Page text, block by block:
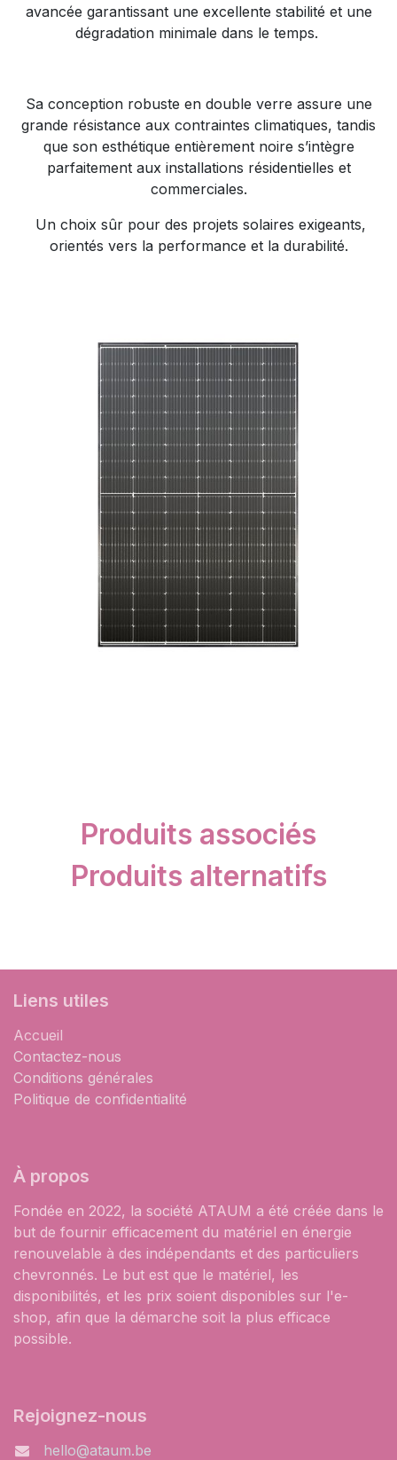
avancée garantissant une excellente stabilité et une
dégradation minimale dans le temps.
Sa conception robuste en double verre assure une
grande résistance aux contraintes climatiques, tandis
que son esthétique entièrement noire s’intègre
parfaitement aux installations résidentielles et
commerciales.
Un choix sûr pour des projets solaires exigeants,
orientés vers la performance et la durabilité.
Produits associés
Produits alternatifs
Liens utiles
Accueil
Contactez-nous
Conditions générales
Politique de confidentialité
À propos
Fondée en 2022, la société ATAUM a été créée dans le
but de fournir efficacement du matériel en énergie
renouvelable à des indépendants et des particuliers
chevronnés. Le but est que le matériel, les
disponibilités, et les prix soient disponibles sur l'e-
shop, afin que la démarche soit la plus efficace
possible.
Rejoignez-nous
hello@ataum.be